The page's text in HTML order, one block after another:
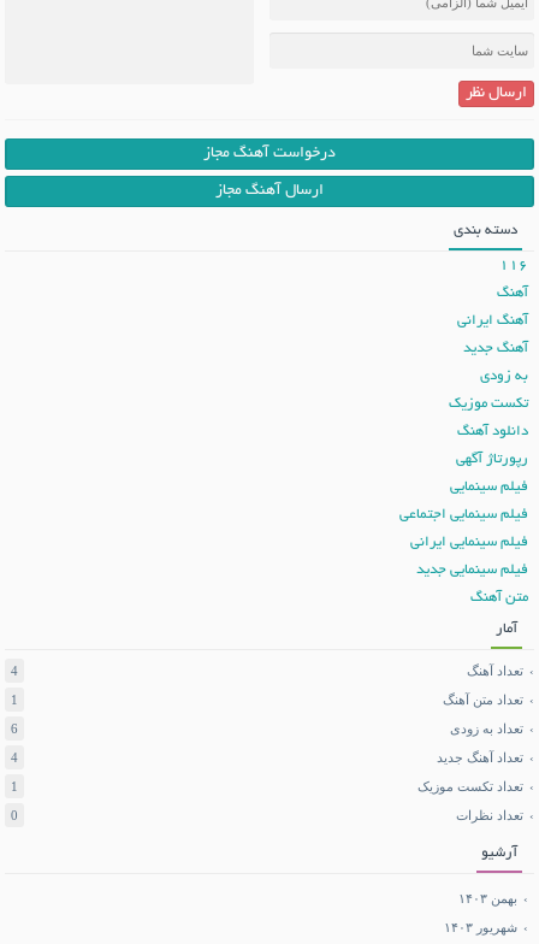
ارسال نظر
درخواست آهنگ مجاز
ارسال آهنگ مجاز
دسته بندی
116
آهنگ
آهنگ ایرانی
آهنگ جدید
به زودی
تکست موزیک
دانلود آهنگ
رپورتاژ آگهی
فیلم سینمایی
فیلم سینمایی اجتماعی
فیلم سینمایی ایرانی
فیلم سینمایی جدید
متن آهنگ
آمار
تعداد آهنگ
4
تعداد متن آهنگ
1
تعداد به زودی
6
تعداد آهنگ جدید
4
تعداد تکست موزیک
1
تعداد نظرات
0
آرشیو
بهمن ۱۴۰۳
شهریور ۱۴۰۳